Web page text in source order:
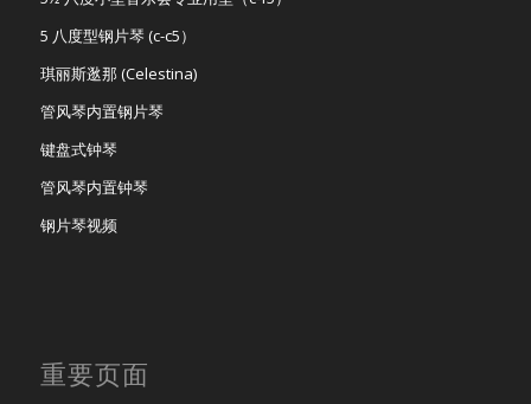
5 八度型钢片琴 (c-c5）
琪丽斯逖那 (Celestina)
管风琴内置钢片琴
键盘式钟琴
管风琴内置钟琴
钢片琴视频
重要页面